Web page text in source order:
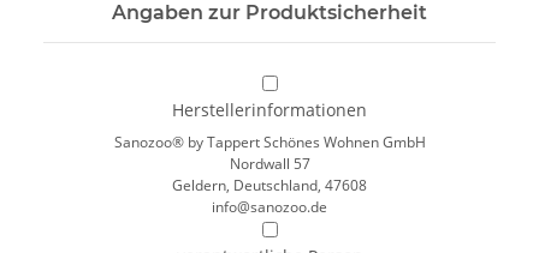
Angaben zur Produktsicherheit
Herstellerinformationen
Sanozoo® by Tappert Schönes Wohnen GmbH
Nordwall 57
Geldern, Deutschland, 47608
info@sanozoo.de